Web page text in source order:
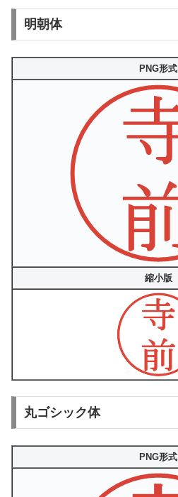
明朝体
PNG形式
縮小版
丸ゴシック体
PNG形式